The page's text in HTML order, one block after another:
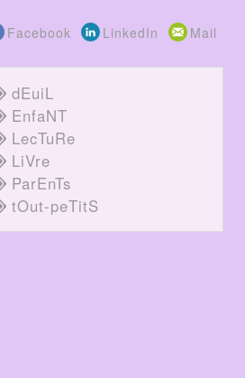
Facebook LinkedIn Mail
dEuiL
EnfaNT
LecTuRe
LiVre
ParEnTs
tOut-peTitS